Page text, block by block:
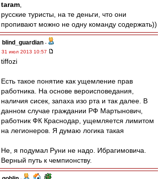
taram
русские туристы, на те деньги, что они
пропивают можно не одну команду содержать))
blind_guardian -
31 июл 2013 10:57
tiffozi
Есть такое понятие как ущемление прав
работника. На основе вероисповедания,
наличия сисек, запаха изо рта и так далее. В
данном случае граждании РФ Мартынович,
работник ФК Краснодар, ущемляется лимитом
на легионеров. Я думаю логика такая
Не, я подумал Руни не надо. Ибрагимовича.
Верный путь к чемпионству.